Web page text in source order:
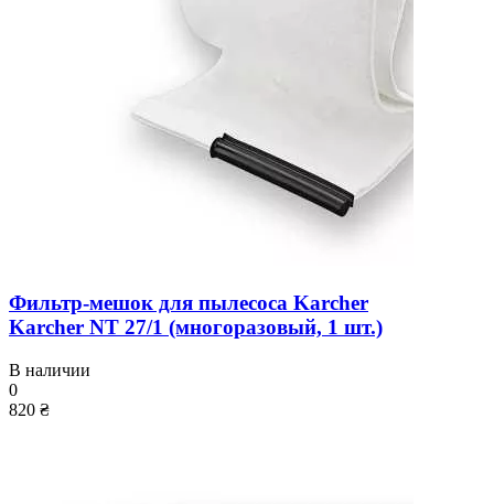
Фильтр-мешок для пылесоса Karcher
Karcher NT 27/1 (многоразовый, 1 шт.)
В наличии
0
820 ₴